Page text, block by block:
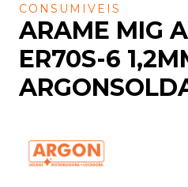
CONSUMIVEIS
ARAME MIG
ER70S-6